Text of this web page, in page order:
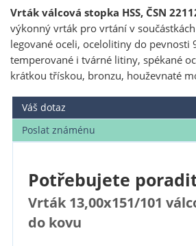
Vrták válcová stopka HSS, ČSN
výkonný vrták pro vrtání v
legované oceli, ocelolitiny do pevnosti
temperované i tvárné litiny, spékané
krátkou třískou, bronzu, houževnaté
Váš dotaz
Poslat známénu
Potřebujete
Vrták 13,00x151/101
do kovu